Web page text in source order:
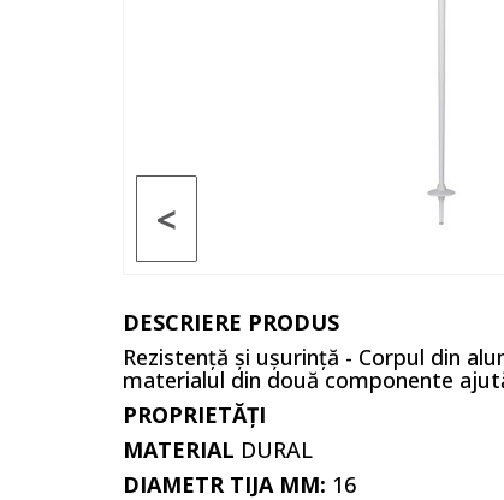
<
DESCRIERE PRODUS
Rezistență și ușurință - Corpul din
materialul din două componente
PROPRIETĂȚI
MATERIAL DURAL
DIAMETR TIJA MM: 16